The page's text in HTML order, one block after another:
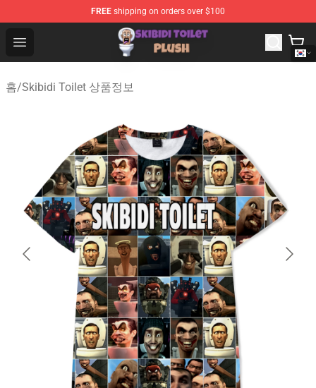
FREE shipping on orders over $100
Open menu
Skibidi Toilet Plush Shop - Official Skibidi Toilet Plush
홈/Skibidi Toilet 상품정보